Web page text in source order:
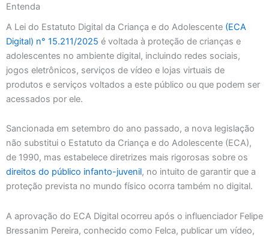
Entenda
A Lei do Estatuto Digital da Criança e do Adolescente (ECA
Digital) n° 15.211/2025 é voltada à proteção de crianças e
adolescentes no ambiente digital, incluindo redes sociais,
jogos eletrônicos, serviços de vídeo e lojas virtuais de
produtos e serviços voltados a este público ou que podem ser
acessados por ele.
Sancionada em setembro do ano passado, a nova legislação
não substitui o Estatuto da Criança e do Adolescente (ECA),
de 1990, mas estabelece diretrizes mais rigorosas sobre os
direitos do público infanto-juvenil, no intuito de garantir que a
proteção prevista no mundo físico ocorra também no digital.
A aprovação do ECA Digital ocorreu após o influenciador Felipe
Bressanim Pereira, conhecido como Felca, publicar um vídeo,